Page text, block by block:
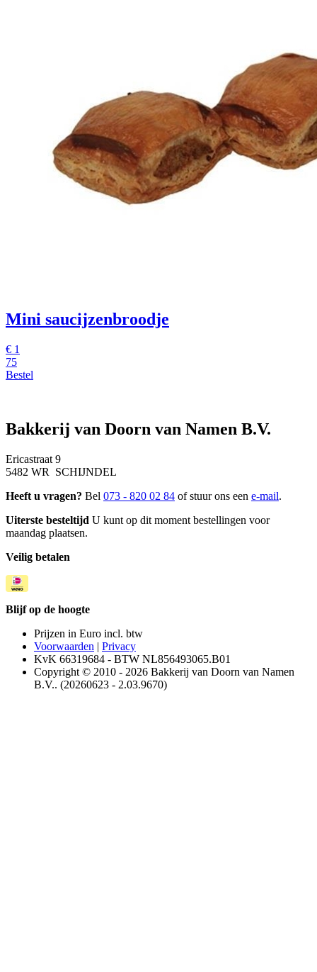
Mini saucijzenbroodje
€ 1
75
Bestel
Bakkerij van Doorn van Namen B.V.
Ericastraat 9
5482 WR SCHIJNDEL
Heeft u vragen? Bel 073 - 820 02 84 of stuur ons een e-mail.
Uiterste besteltijd U kunt op dit moment bestellingen voor
maandag plaatsen.
Veilig betalen
Blijf op de hoogte
Prijzen in Euro incl. btw
Voorwaarden | Privacy
KvK 66319684 - BTW NL856493065.B01
Copyright © 2010 - 2026 Bakkerij van Doorn van Namen
B.V.. (20260623 - 2.03.9670)